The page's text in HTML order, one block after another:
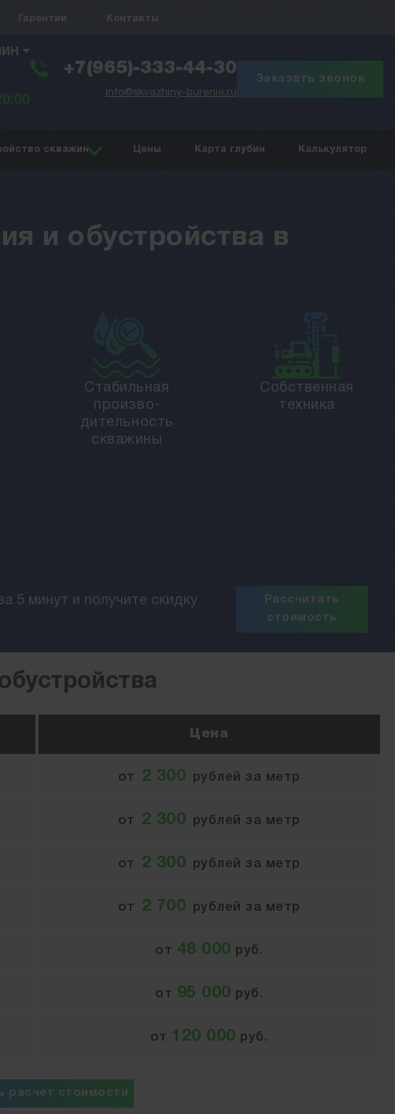
Гарантии Контакты
+7(965)-333-44-30
info@skvazhiny-burenie.ru
Заказать звонок
скважин Цены Карта глубин Калькулятор
и обустройства в
Стабильная
произво­
дительность
скважины
Собственная
техника
5 минут и получите скидку
Рассчитать
стоимость
Цена
от 2 300 рублей за метр
от 2 300 рублей за метр
от 2 300 рублей за метр
от 2 700 рублей за метр
от 48 000 руб.
от 95 000 руб.
от 120 000 руб.
расчет стоимости